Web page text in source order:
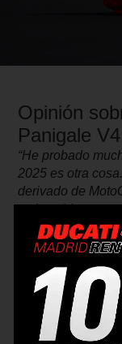
Opinión
Panigale
“He probado
2025 es otra
derivado de
y el sonido es
ligera y muy
electrónica
Lo que más me
extrema, sí, pero
con confianza y
duda, es la